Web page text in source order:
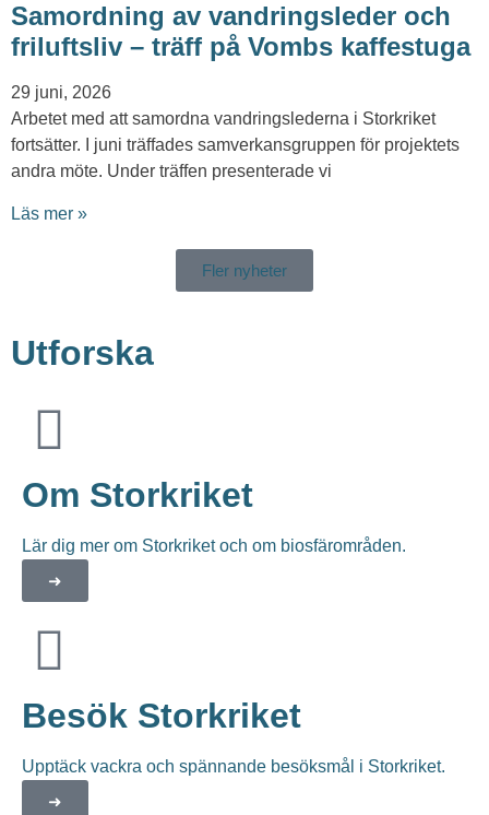
Samordning av vandringsleder och
friluftsliv – träff på Vombs kaffestuga
29 juni, 2026
Arbetet med att samordna vandringslederna i Storkriket
fortsätter. I juni träffades samverkansgruppen för projektets
andra möte. Under träffen presenterade vi
Läs mer »
Fler nyheter
Utforska
Om Storkriket
Lär dig mer om Storkriket och om biosfärområden.
➜
Besök Storkriket
Upptäck vackra och spännande besöksmål i Storkriket.
➜